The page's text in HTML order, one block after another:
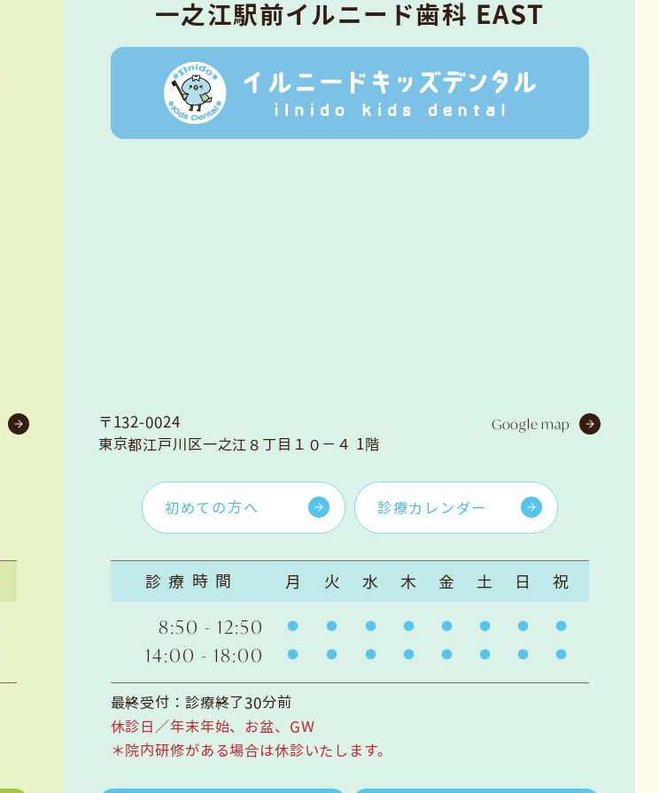
⼀之江駅前イルニード⻭科 EAST
〒132-0024
東京都江戸川区一之江８丁目１０−４ 1階
Google map
初めての方へ 診療カレンダー
診療時間 月 火 水 木 金 土 日 祝
8:50 - 12:50
14:00 - 18:00
最終受付：診療終了30分前
休診日／年末年始、お盆、GW
＊院内研修がある場合は休診いたします。